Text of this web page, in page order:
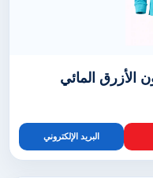
البريد الإلكتروني